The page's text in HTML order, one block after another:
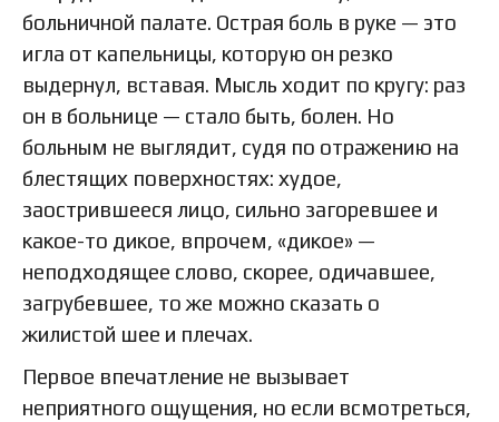
больничной палате. Острая боль в руке — это
игла от капельницы, которую он резко
выдернул, вставая. Мысль ходит по кругу: раз
он в больнице — стало быть, болен. Но
больным не выглядит, судя по отражению на
блестящих поверхностях: худое,
заострившееся лицо, сильно загоревшее и
какое-то дикое, впрочем, «дикое» —
неподходящее слово, скорее, одичавшее,
загрубевшее, то же можно сказать о
жилистой шее и плечах.
Первое впечатление не вызывает
неприятного ощущения, но если всмотреться,